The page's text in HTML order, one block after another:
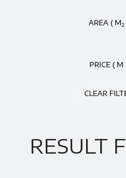
AREA ( M2
PRICE ( M
RESULT